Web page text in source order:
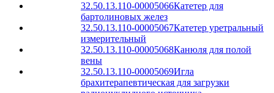
32.50.13.110-00005066Катетер для
бартолиновых желез
32.50.13.110-00005067Катетер уретральный
измерительный
32.50.13.110-00005068Канюля для полой
вены
32.50.13.110-00005069Игла
брахитерапевтическая для загрузки